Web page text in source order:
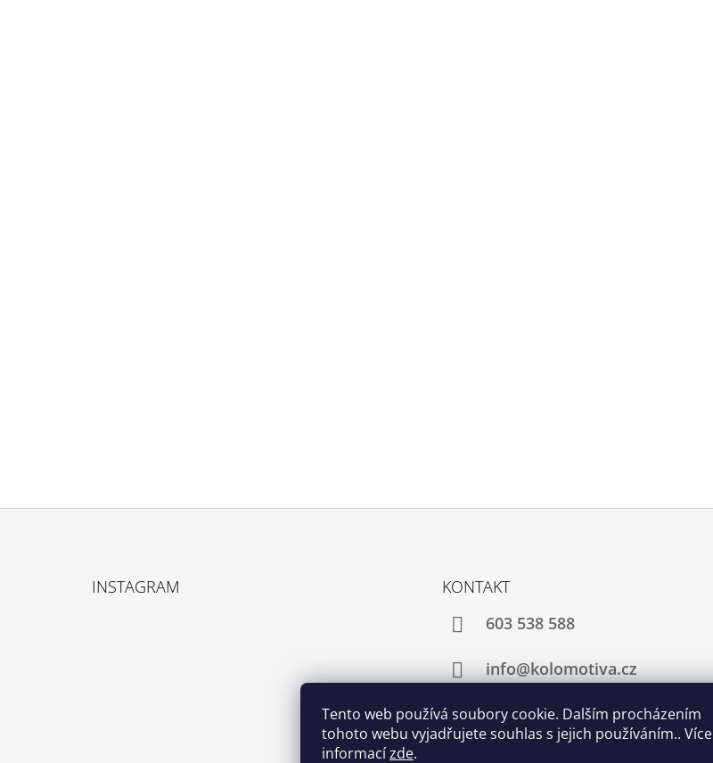
Tento web používá soubory cookie. Dalším procházením
tohoto webu vyjadřujete souhlas s jejich používáním.. Více
informacízde.
INSTAGRAM
KONTAKT
603 538 588
info@kolomotiva.cz
Instagram